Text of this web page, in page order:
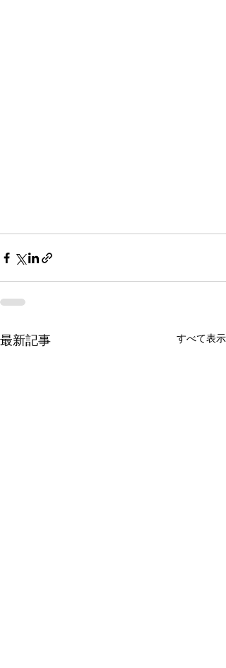
最新記事 すべて表示